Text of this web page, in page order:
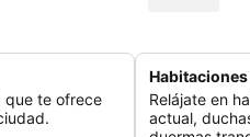
que te ofrece
Relájate en
actual,